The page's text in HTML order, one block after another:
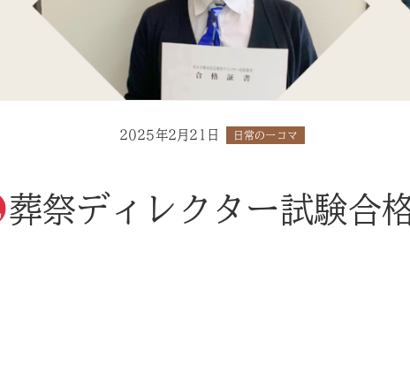
2025年2月21日 日常の一コマ
葬祭ディレクター試験合